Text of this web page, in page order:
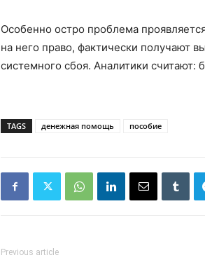
Особенно остро проблема
на него право, фактически получают
системного сбоя. Аналитики
TAGS денежная помощь пособие
Previous article